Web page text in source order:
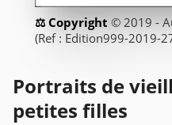
© 2019 -
(Ref : Edition999-2019-
Portraits de
petites filles